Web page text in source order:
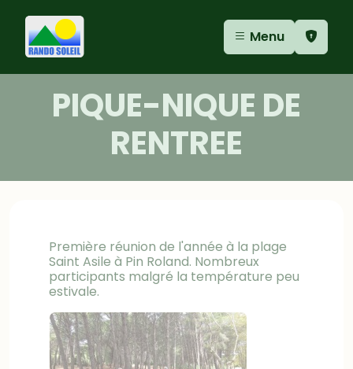
Menu
PIQUE-NIQUE DE
RENTREE
Première réunion de l'année à la plage
Saint Asile à Pin Roland. Nombreux
participants malgré la température peu
estivale.